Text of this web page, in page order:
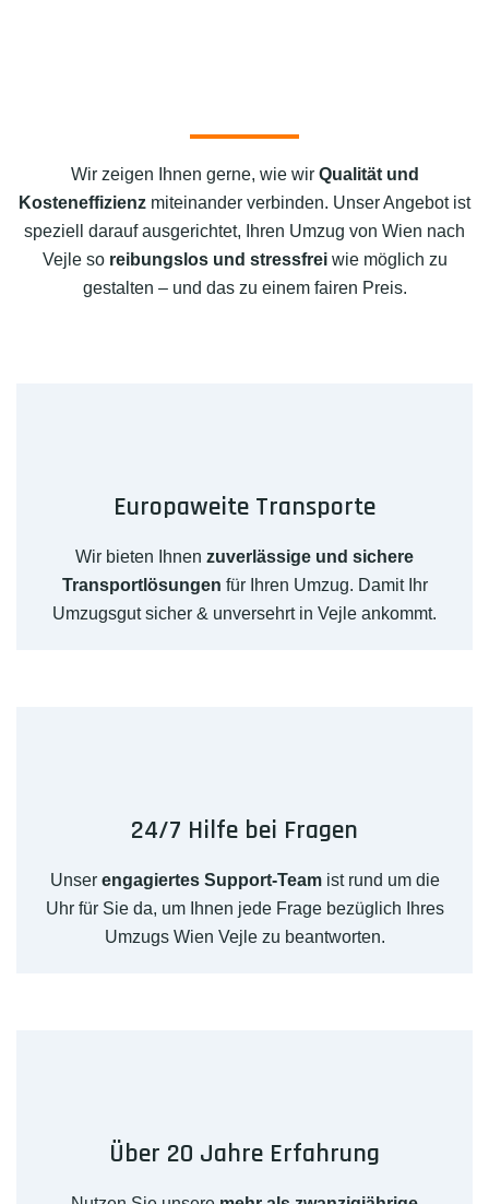
Wir zeigen Ihnen gerne, wie wir Qualität und
Kosteneffizienz miteinander verbinden. Unser Angebot ist
speziell darauf ausgerichtet, Ihren Umzug von Wien nach
Vejle so reibungslos und stressfreiwie möglich zu
gestalten – und das zu einem fairen Preis.
Europaweite Transporte
Wir bieten Ihnen zuverlässige und sichere
Transportlösungen für Ihren Umzug. Damit Ihr
Umzugsgut sicher & unversehrt in Vejle ankommt.
24/7 Hilfe bei Fragen
Unser engagiertes Support-Teamist rund um die
Uhr für Sie da, um Ihnen jede Frage bezüglich Ihres
Umzugs Wien Vejle zu beantworten.
Über 20 Jahre Erfahrung